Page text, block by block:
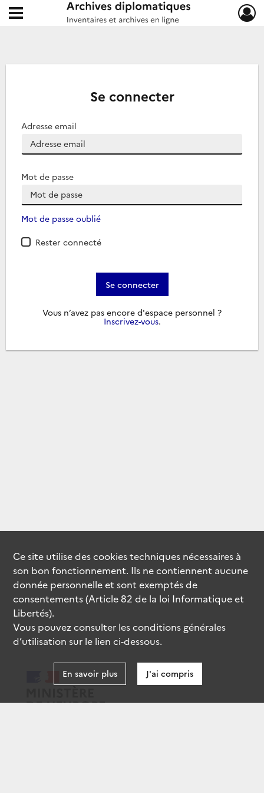
Archives diplomatiques
Ouvrir le menu déroulant
Se connecter
Adresse email
Mot de passe
Mot de passe oublié
Rester connecté
Se connecter
Vous n’avez pas encore d'espace personnel ?
Inscrivez-vous.
Ce site utilise descookiestechniques nécessaires à
son bon fonctionnement. Ils ne contiennent aucune
donnée personnelle et sont exemptés de
consentements (Article 82 de la loi Informatique et
Libertés).
Vous pouvez consulter les conditions générales
d’utilisation sur le lien ci-dessous.
En savoir plus J'ai compris